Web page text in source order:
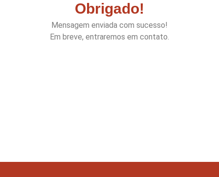
Obrigado!
Mensagem enviada com sucesso!
Em breve, entraremos em contato.